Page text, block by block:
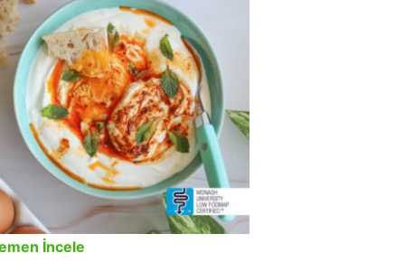
İncele